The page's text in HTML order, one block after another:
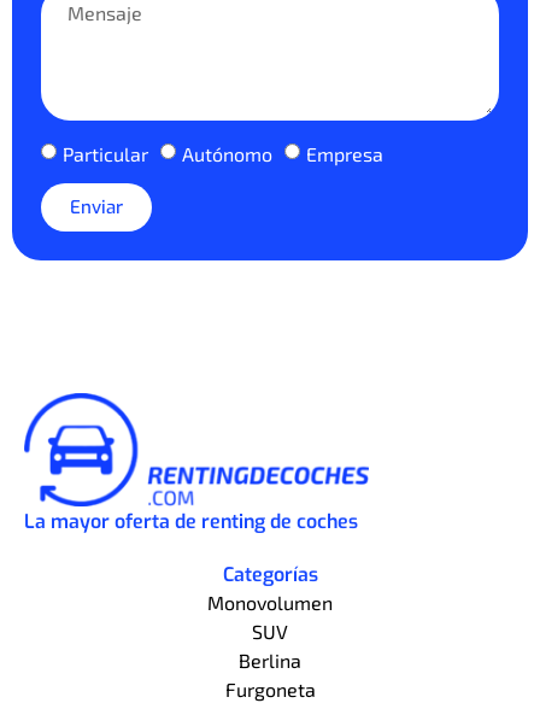
Particular Autónomo Empresa
Enviar
La mayor oferta de renting de coches
Categorías
Monovolumen
SUV
Berlina
Furgoneta